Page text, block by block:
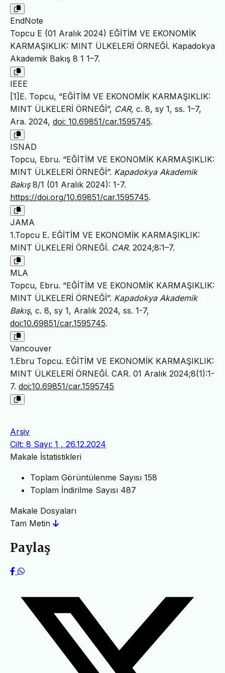
EndNote
Topcu E (01 Aralık 2024) EĞİTİM VE EKONOMİK
KARMAŞIKLIK: MINT ÜLKELERİ ÖRNEĞİ. Kapadokya
Akademik Bakış 8 1 1–7.
IEEE
[1]E. Topcu, “EĞİTİM VE EKONOMİK KARMAŞIKLIK:
MINT ÜLKELERİ ÖRNEĞİ”, CAR, c. 8, sy 1, ss. 1–7,
Ara. 2024, doi: 10.69851/car.1595745.
ISNAD
Topcu, Ebru. “EĞİTİM VE EKONOMİK KARMAŞIKLIK:
MINT ÜLKELERİ ÖRNEĞİ”. Kapadokya Akademik
Bakış8/1 (01 Aralık 2024): 1-7.
https://doi.org/10.69851/car.1595745.
JAMA
1.Topcu E. EĞİTİM VE EKONOMİK KARMAŞIKLIK:
MINT ÜLKELERİ ÖRNEĞİ. CAR. 2024;8:1–7.
MLA
Topcu, Ebru. “EĞİTİM VE EKONOMİK KARMAŞIKLIK:
MINT ÜLKELERİ ÖRNEĞİ”. Kapadokya Akademik
Bakış, c. 8, sy 1, Aralık 2024, ss. 1-7,
doi:10.69851/car.1595745.
Vancouver
1.Ebru Topcu. EĞİTİM VE EKONOMİK KARMAŞIKLIK:
MINT ÜLKELERİ ÖRNEĞİ. CAR. 01 Aralık 2024;8(1):1-
7. doi:10.69851/car.1595745
Arşiv
Cilt: 8 Sayı: 1 , 26.12.2024
Makale İstatistikleri
Toplam Görüntülenme Sayısı 158
Toplam İndirilme Sayısı 487
Makale Dosyaları
Tam Metin
Paylaş